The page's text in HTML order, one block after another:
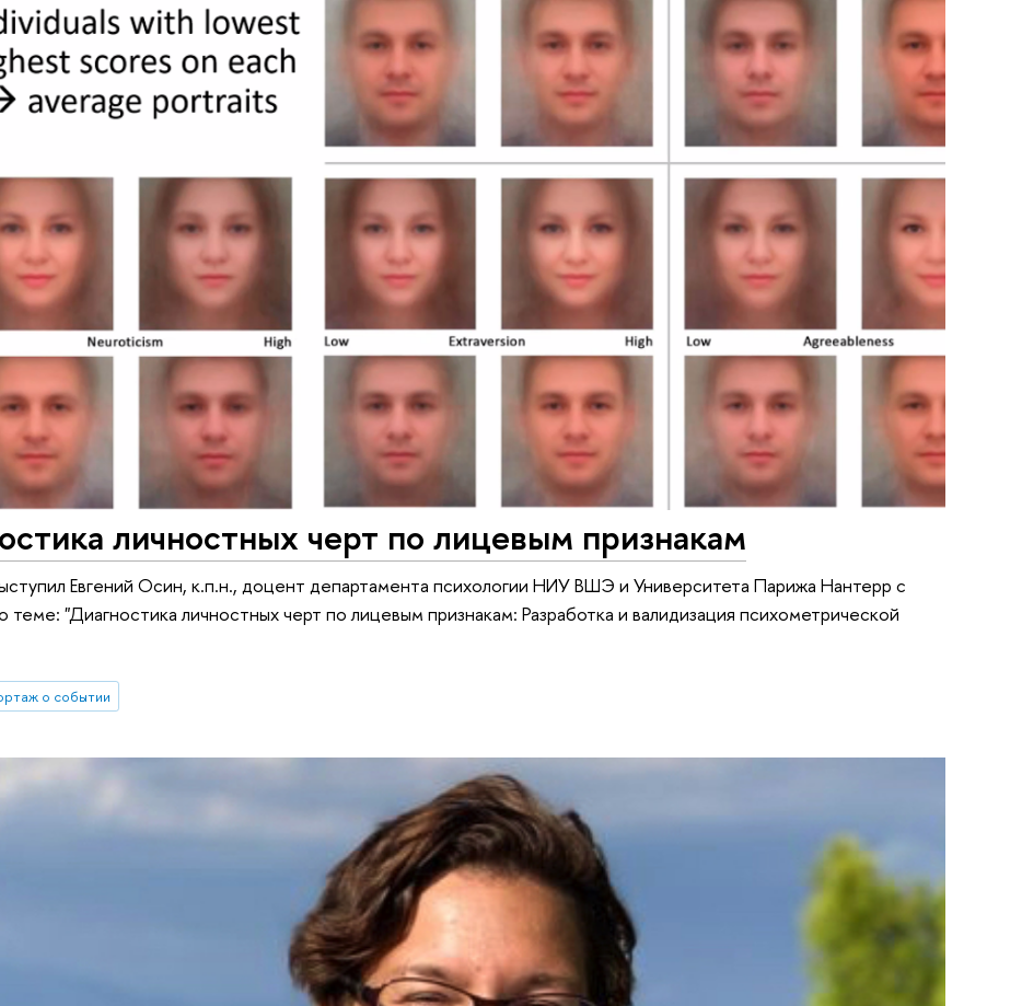
личностных черт по лицевым признакам
Евгений Осин, к.п.н., доцент департамента психологии НИУ ВШЭ и Университета Парижа Нантерр с
теме: "Диагностика личностных черт по лицевым признакам: Разработка и валидизация психометрической
о событии